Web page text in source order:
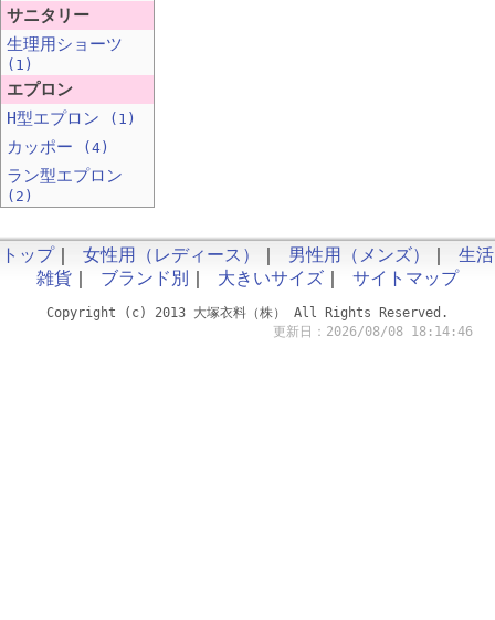
サニタリー
生理用ショーツ
(1)
エプロン
H型エプロン
(1)
カッポー (4)
ラン型エプロン
(2)
トップ｜ 女性用（レディース） ｜ 男性用（メンズ） ｜ 生活
雑貨 ｜ ブランド別 ｜ 大きいサイズ ｜ サイトマップ
Copyright (c) 2013 大塚衣料（株） All Rights Reserved.
更新日：2026/08/08 18:14:46